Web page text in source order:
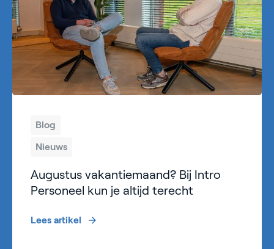
Blog
Nieuws
Augustus vakantiemaand? Bij Intro
Personeel kun je altijd terecht
Lees artikel